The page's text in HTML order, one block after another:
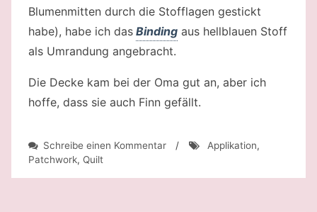
Blumenmitten durch die Stofflagen gestickt
habe), habe ich das Binding aus hellblauen Stoff
als Umrandung angebracht.
Die Decke kam bei der Oma gut an, aber ich
hoffe, dass sie auch Finn gefällt.
Schreibe einen Kommentarzu / Applikation,
Patchwork, Quilt